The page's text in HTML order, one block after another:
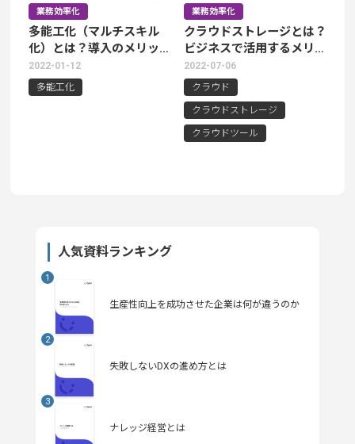
業務効率化
多能工化（マルチスキル
化）とは？導入のメリット
や今後の取組について紹介
2022-01-12
多能工化
業務効率化
クラウドストレージとは？
ビジネスで活用するメリッ
トや選び方について紹介
2022-07-06
クラウド
クラウドストレージ
クラウドツール
人気資料ランキング
生産性向上を成功させた企業は何が違うのか
失敗しないDXの進め方とは
ナレッジ経営とは